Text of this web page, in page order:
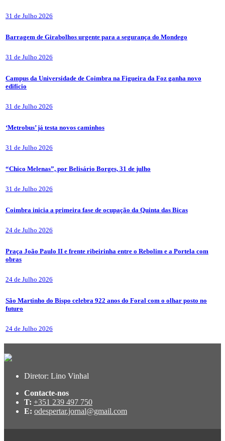
31 de Julho 2026
Barragem de Girabolhos urgente para a segurança do Mondego
31 de Julho 2026
Campus da Universidade de Coimbra na Figueira da Foz ganha novo
edifício
31 de Julho 2026
‘Metrobus’ já testa novos caminhos
31 de Julho 2026
“Chico Melenas”, por Belisário Borges, 31 de julho
31 de Julho 2026
Coimbra inicia a primeira fase de ocupação da Quinta das Bicas
24 de Julho 2026
Praça João Paulo II e frente ribeirinha entre o Rebolim e a Portela com
obras
24 de Julho 2026
São Martinho do Bispo celebra 922 anos do Foral com o olhar posto no
futuro
24 de Julho 2026
Diretor: Lino Vinhal
Contacte-nos
T: +351 239 497 750
E: odespertar.jornal@gmail.com